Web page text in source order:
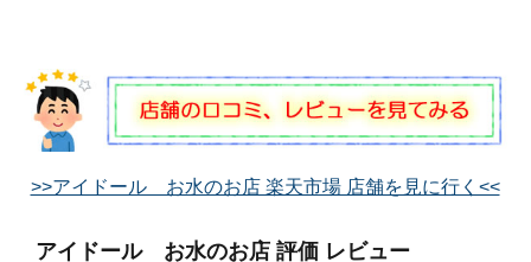
>>アイドール お水のお店 楽天市場 店舗を見に行く<<
アイドール お水のお店 評価 レビュー